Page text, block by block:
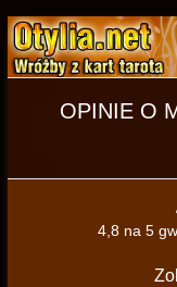
OPINIE O
4,8 na 5